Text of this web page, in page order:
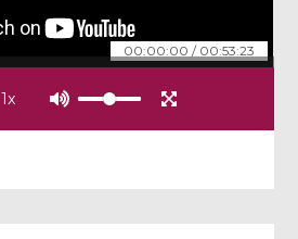
00:00:00 / 00:53:23
1x